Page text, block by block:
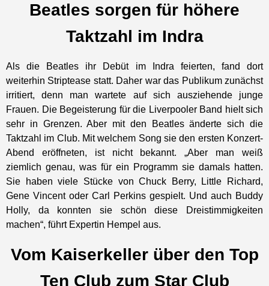
Beatles sorgen für höhere
Taktzahl im Indra
Als die Beatles ihr Debüt im Indra feierten, fand dort
weiterhin Striptease statt. Daher war das Publikum zunächst
irritiert, denn man wartete auf sich ausziehende junge
Frauen. Die Begeisterung für die Liverpooler Band hielt sich
sehr in Grenzen. Aber mit den Beatles änderte sich die
Taktzahl im Club. Mit welchem Song sie den ersten Konzert-
Abend eröffneten, ist nicht bekannt. „Aber man weiß
ziemlich genau, was für ein Programm sie damals hatten.
Sie haben viele Stücke von Chuck Berry, Little Richard,
Gene Vincent oder Carl Perkins gespielt. Und auch Buddy
Holly, da konnten sie schön diese Dreistimmigkeiten
machen“, führt Expertin Hempel aus.
Vom Kaiserkeller über den Top
Ten Club zum Star Club